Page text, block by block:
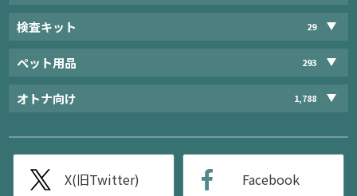
検査キット 29
ペット用品 293
オトナ向け 1,788
X(旧Twitter) Facebook